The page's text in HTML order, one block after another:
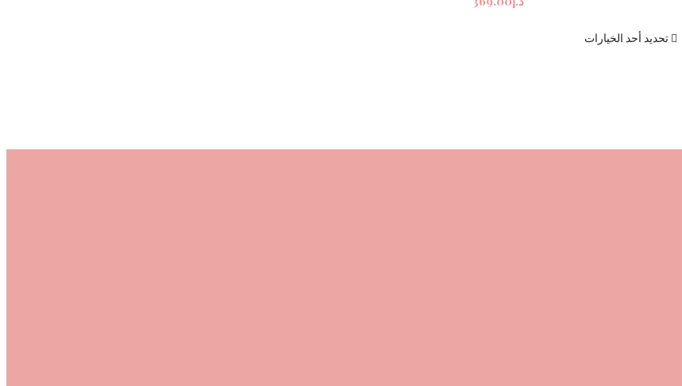
تحديد أحد الخيارات